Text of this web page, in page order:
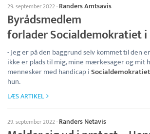
29. september 2022· Randers Amtsavis
Byrådsmedlem
forlader Socialdemokratiet
- Jeg er på den baggrund selv kommet til den
ikke er plads til mig, mine mærkesager og mit
mennesker med handicap i
hun.
LÆS ARTIKEL
29. september 2022· Randers Netavis